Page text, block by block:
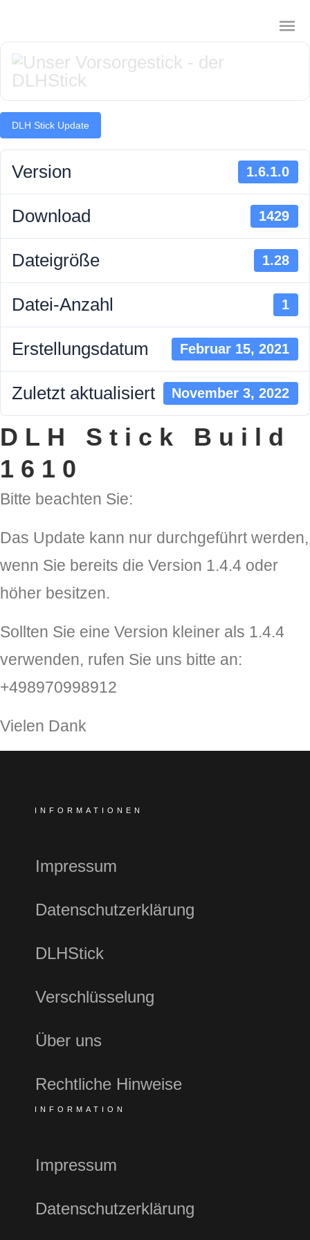
Das digitale Testament
Geräteanalyse und Datensicherung
Wie regeln Sie ihren digitalen Nachlass
Versionsinformationen
DLH Stick Update
Version 1.6.1.0
Download 1429
Dateigröße 1.28
Datei-Anzahl 1
Erstellungsdatum Februar 15, 2021
Zuletzt aktualisiert November 3, 2022
DLH Stick Build
1610
Bitte beachten Sie:
Das Update kann nur durchgeführt werden,
wenn Sie bereits die Version 1.4.4 oder
höher besitzen.
Sollten Sie eine Version kleiner als 1.4.4
verwenden, rufen Sie uns bitte an:
+498970998912
Vielen Dank
INFORMATIONEN
Impressum
Datenschutzerklärung
DLHStick
Verschlüsselung
Über uns
Rechtliche Hinweise
INFORMATION
Impressum
Datenschutzerklärung